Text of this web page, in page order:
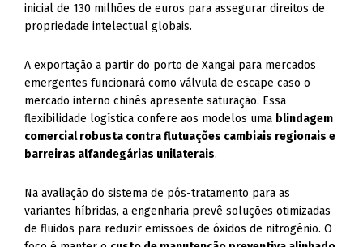
inicial de 130 milhões de euros para assegurar direitos de
propriedade intelectual globais.
A exportação a partir do porto de Xangai para mercados
emergentes funcionará como válvula de escape caso o
mercado interno chinês apresente saturação. Essa
flexibilidade logística confere aos modelos uma blindagem
comercial robusta contra flutuações cambiais regionais e
barreiras alfandegárias unilaterais.
Na avaliação do sistema de pós-tratamento para as
variantes híbridas, a engenharia prevê soluções otimizadas
de fluidos para reduzir emissões de óxidos de nitrogênio. O